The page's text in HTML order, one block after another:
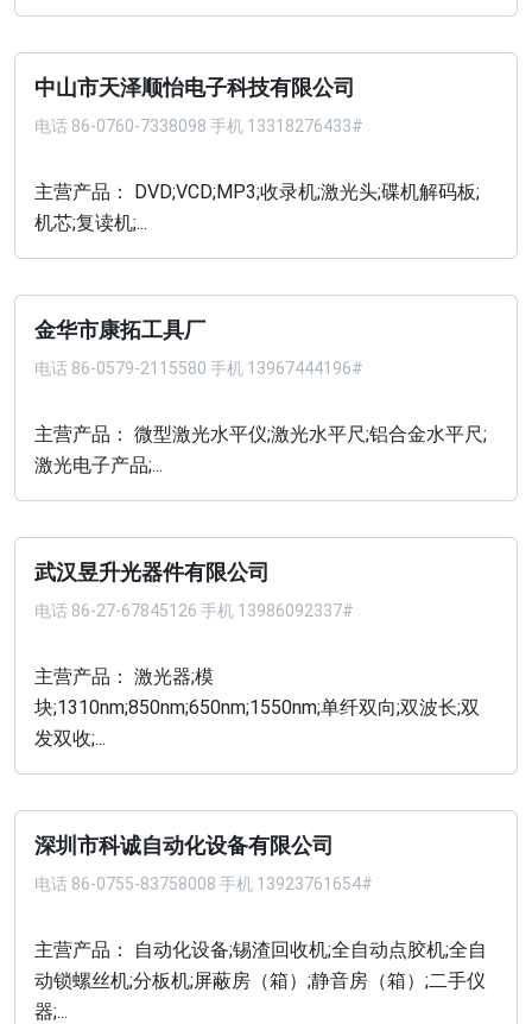
中山市天泽顺怡电子科技有限公司
电话 86-0760-7338098 手机 13318276433#
主营产品： DVD;VCD;MP3;收录机;激光头;碟机解码板;
机芯;复读机;...
金华市康拓工具厂
电话 86-0579-2115580 手机 13967444196#
主营产品： 微型激光水平仪;激光水平尺;铝合金水平尺;
激光电子产品;...
武汉昱升光器件有限公司
电话 86-27-67845126 手机 13986092337#
主营产品： 激光器;模
块;1310nm;850nm;650nm;1550nm;单纤双向;双波长;双
发双收;...
深圳市科诚自动化设备有限公司
电话 86-0755-83758008 手机 13923761654#
主营产品： 自动化设备;锡渣回收机;全自动点胶机;全自
动锁螺丝机;分板机;屏蔽房（箱）;静音房（箱）;二手仪
器;...